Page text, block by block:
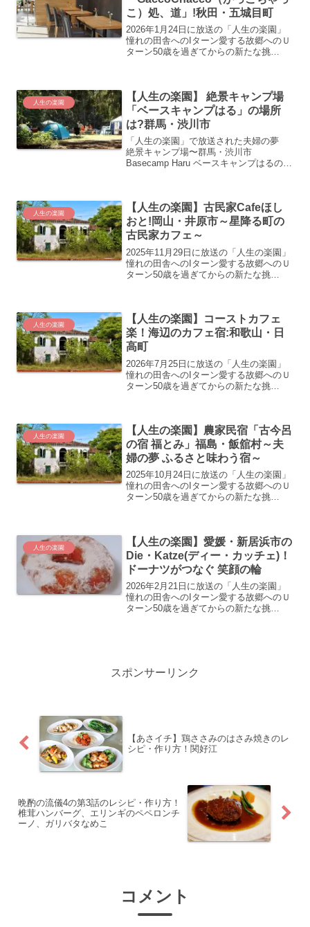
こ）処、道」!秋田・五城目町
2026年1月24日に放送の「人生の楽園」
憧れの田舎へのIターン愛する故郷へのＵ
ターン50歳を過ぎてからの新たな挑
べ物などと共に紹...
人生の楽園
【人生の楽園】 絶景キャンプ場
「ベースキャンプはる」の場所
は?群馬・渋川市
「人生の楽園」で放送された夫婦の夢
絶景キャンプ場〜群馬・渋川市
Basecamp Haru ベースキャンプはるの場
人生の楽園
【人生の楽園】古民家Cafeほし
おと!岡山・井原市～星降る町の
古民家カフェ～
2025年11月29日に放送の「人生の楽園」
憧れの田舎へのIターン愛する故郷へのＵ
ターン50歳を過ぎてからの新たな挑
べ物などと共に...
人生の楽園
【人生の楽園】コーストカフェ
楽！海辺のカフェ宿:和歌山・日
高町
2026年7月25日に放送の「人生の楽園」
憧れの田舎へのIターン愛する故郷へのＵ
ターン50歳を過ぎてからの新たな挑
べ物などと共に紹...
人生の楽園
【人生の楽園】農家民宿「古今呂
の宿 福とみ」福島・飯舘村～夫
婦の夢 ふるさと味わう宿～
2025年10月24日に放送の「人生の楽園」
憧れの田舎へのIターン愛する故郷へのＵ
ターン50歳を過ぎてからの新たな挑
べ物などと共に...
人生の楽園
【人生の楽園】愛媛・新居浜市の
Die・Katze(ディー・カッチェ)！
ドーナツがつなぐ 笑顔の輪
2026年2月21日に放送の「人生の楽園」
憧れの田舎へのIターン愛する故郷へのＵ
ターン50歳を過ぎてからの新たな挑
スポンサーリンク
【あさイチ】鶏ささみのはさみ焼きのレ
シピ・作り方！関好江
晩酌の流儀4の第3話のレシピ・作り方！
椎茸ハンバーグ、エリンギのペペロンチ
ーノ、ガリバタなめこ
コメント